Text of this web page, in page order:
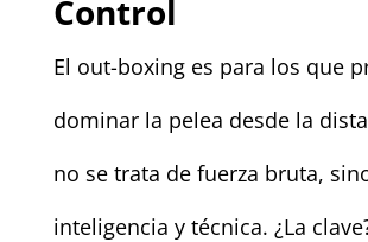
Control
El out-boxing es para los que
dominar la pelea desde la
no se trata de fuerza bruta,
inteligencia y técnica. ¿La